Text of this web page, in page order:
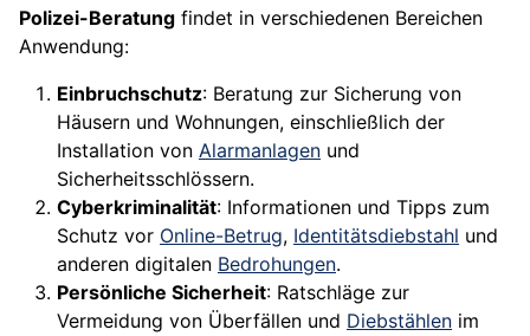
Polizei-Beratung findet in verschiedenen Bereichen
Anwendung:
Einbruchschutz: Beratung zur Sicherung von
Häusern und Wohnungen, einschließlich der
Installation von Alarmanlagen und
Sicherheitsschlössern.
Cyberkriminalität: Informationen und Tipps zum
Schutz vor Online-Betrug, Identitätsdiebstahl und
anderen digitalen Bedrohungen.
Persönliche Sicherheit: Ratschläge zur
Vermeidung von Überfällen und Diebstählen im